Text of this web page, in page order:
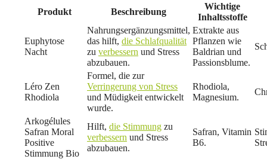
Produkt Beschreibung
Wichtige
Inhaltsstoffe
Euphytose
Nacht
Nahrungsergänzungsmittel,
das hilft, die Schlafqualität
zu verbessern und Stress
abzubauen.
Extrakte aus
Pflanzen wie
Baldrian und
Passionsblume.
Léro Zen
Rhodiola
Formel, die zur
Verringerung von Stress
und Müdigkeit entwickelt
wurde.
Rhodiola,
Magnesium.
Arkogélules
Safran Moral
Positive
Stimmung Bio
Hilft, die Stimmung zu
verbessern und Stress
abzubauen.
Safran, Vitamin
B6.